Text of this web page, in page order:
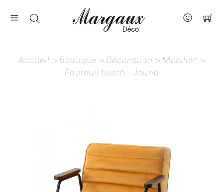
Nos marques
À propos
Accueil > Boutique > Décoration > Mobilier >
Fauteuil hutch - Jaune